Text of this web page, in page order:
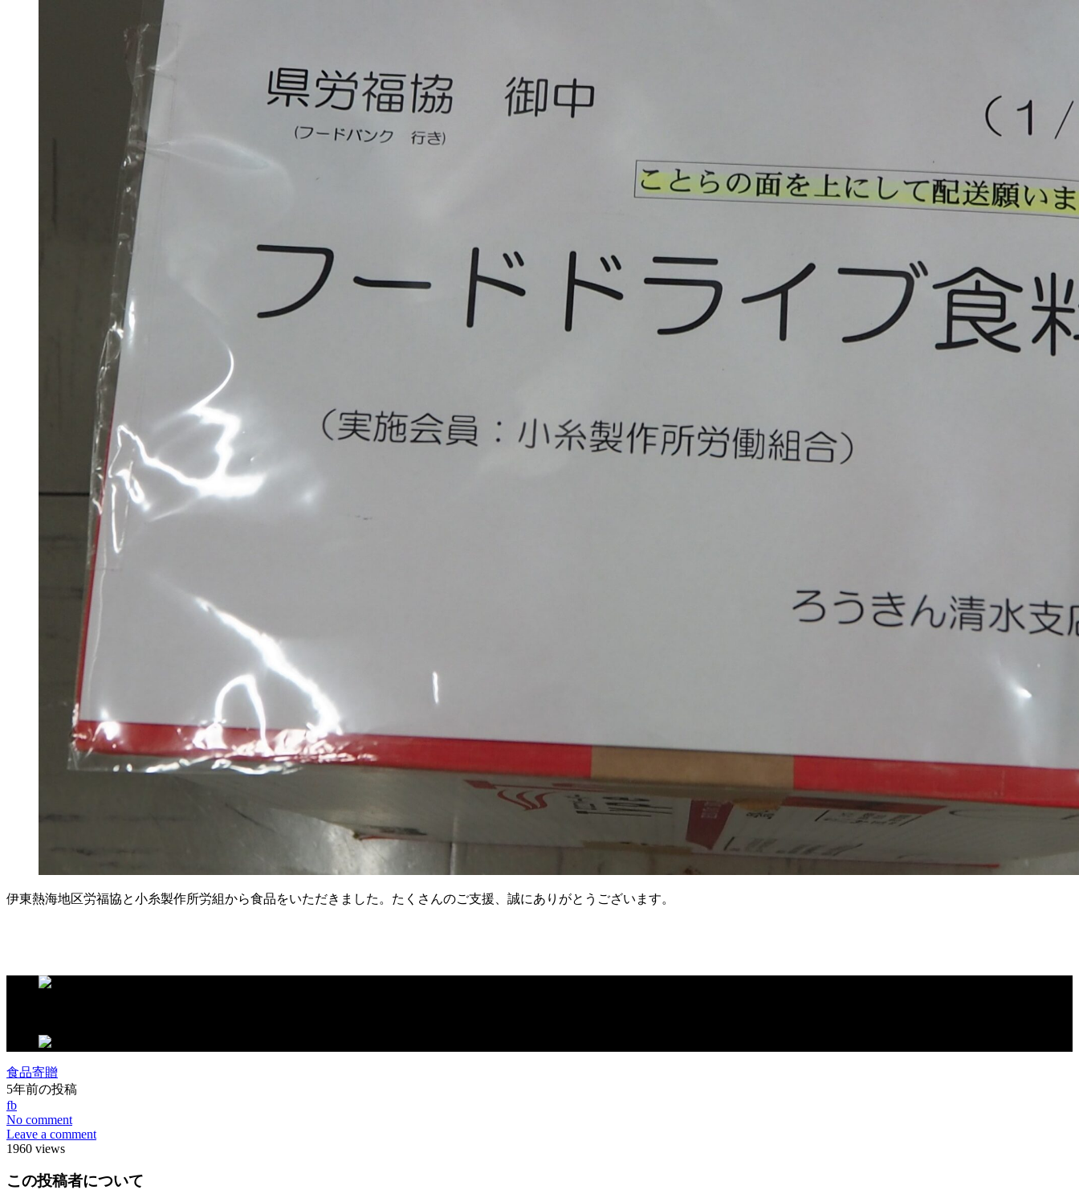
伊東熱海地区労福協と小糸製作所労組から食品をいただきました。たくさんのご支援、誠にありがとうございます。
食品寄贈
5年前の投稿
fb
No comment
Leave a comment
1960 views
この投稿者について